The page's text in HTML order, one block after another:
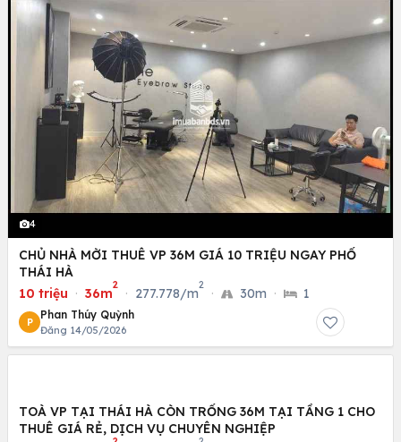
4
CHỦ NHÀ MỜI THUÊ VP 36M GIÁ 10 TRIỆU NGAY PHỐ
THÁI HÀ
10 triệu · 36m
2
· 277.778/m
2
· 30m · 1
P
Phan Thúy Quỳnh
Đăng 14/05/2026
TOÀ VP TẠI THÁI HÀ CÒN TRỐNG 36M TẠI TẦNG 1 CHO
THUÊ GIÁ RẺ, DỊCH VỤ CHUYÊN NGHIỆP